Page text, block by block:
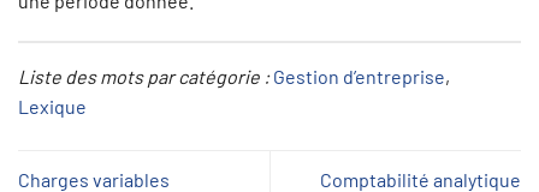
Liste des mots par catégorie : Gestion d’entreprise
Lexique
Charges variables Comptabilité analytique